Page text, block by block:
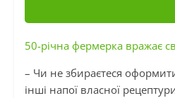
50-річна фермерка вражає
– Чи не збираєтеся
інші напої власної